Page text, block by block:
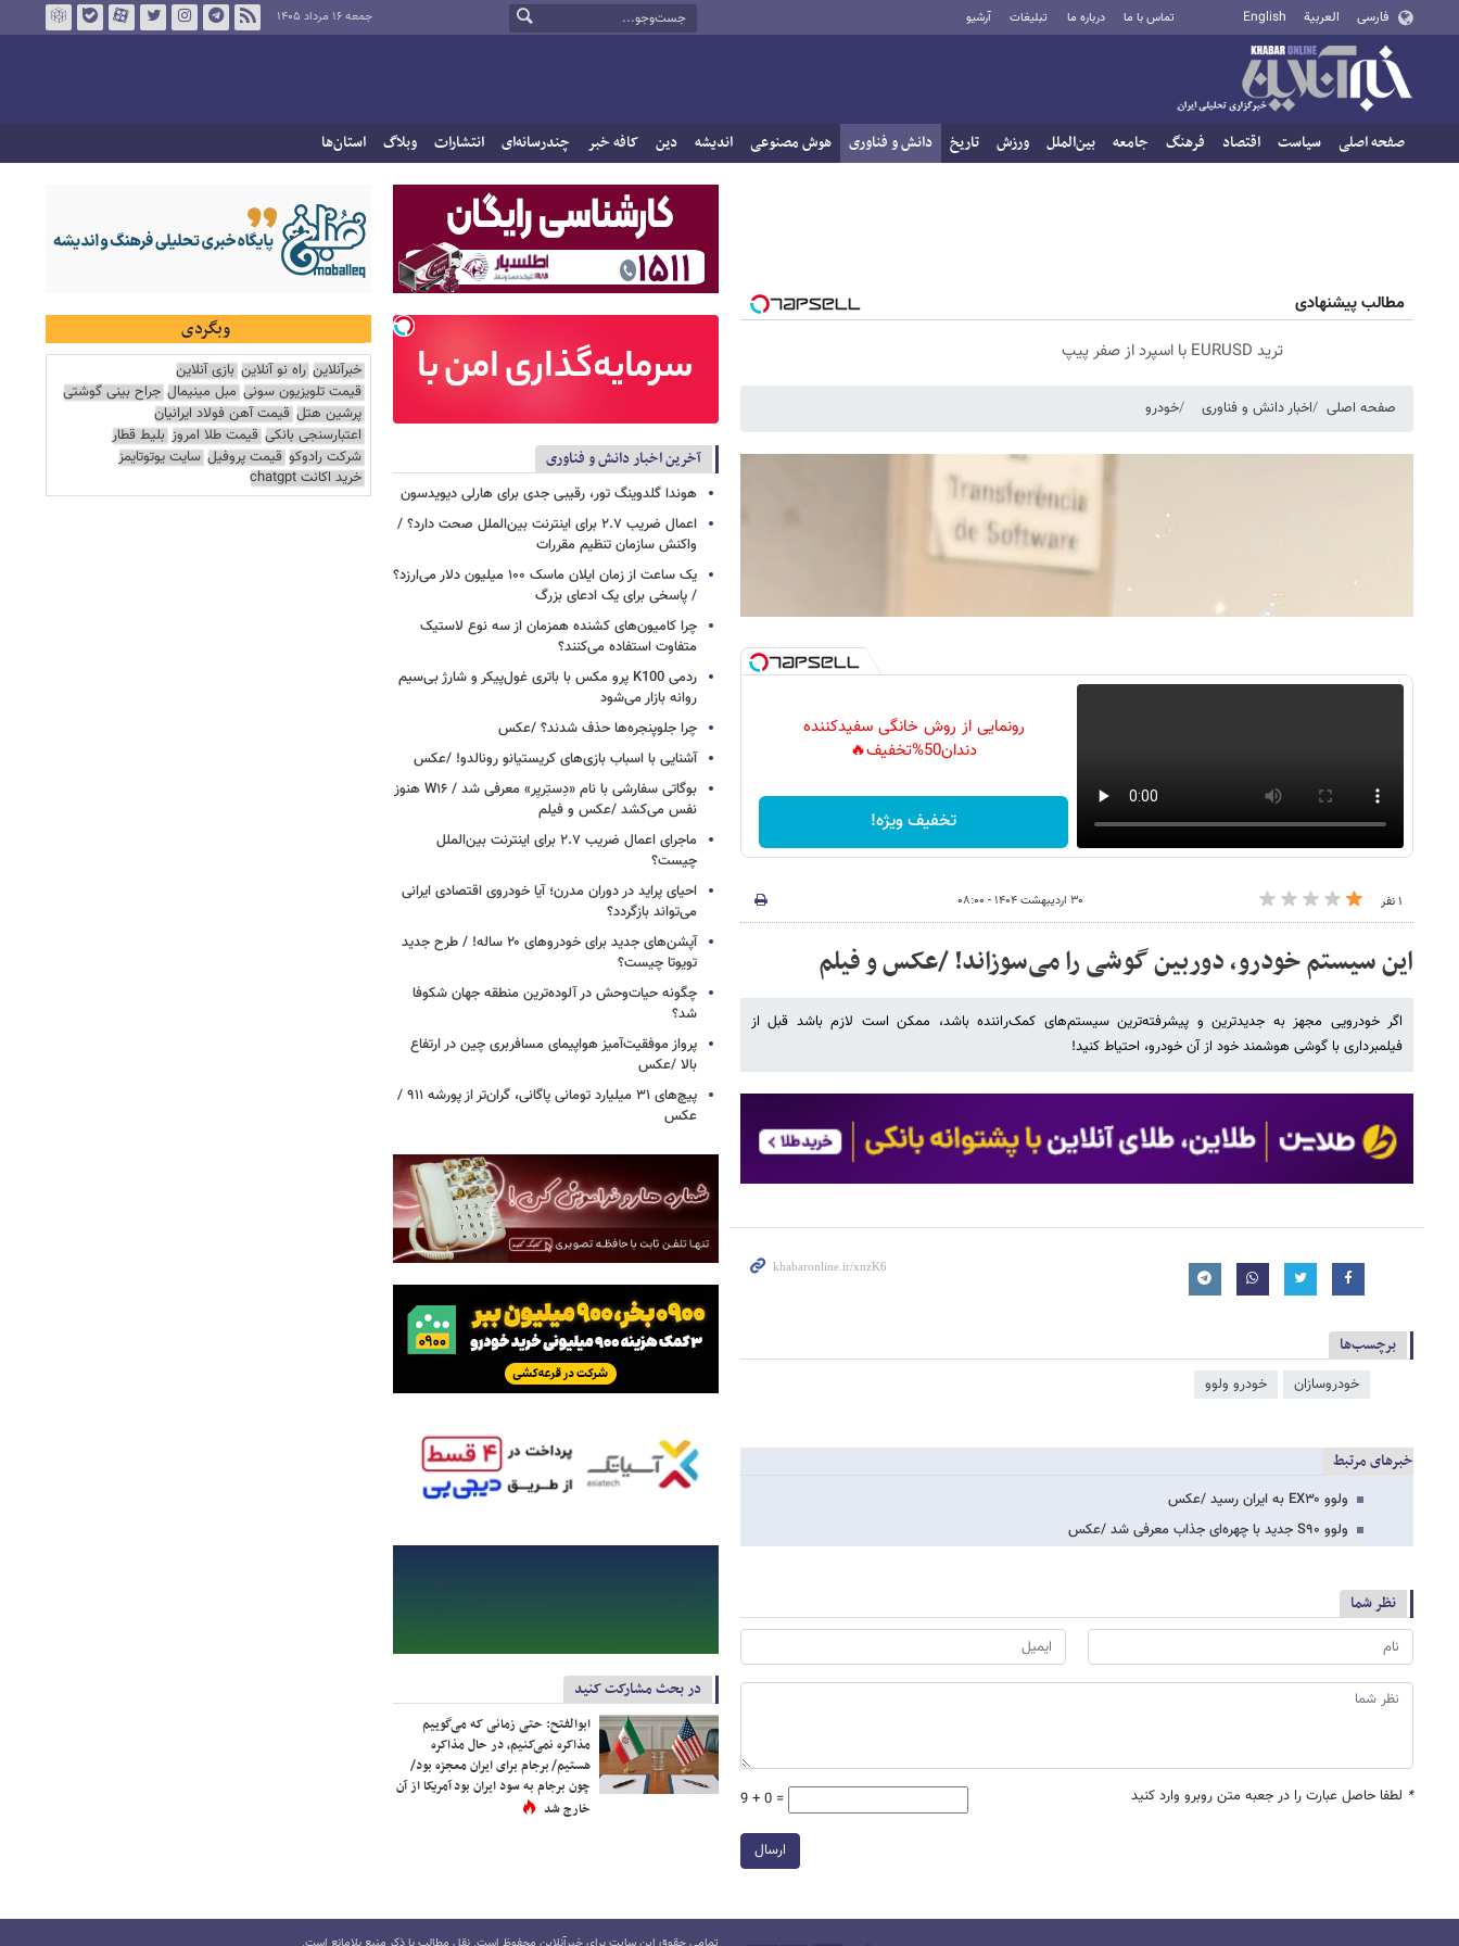
فارسی العربية English تماس با ما درباره ما تبلیغات آرشیو جمعه ۱۶ مرداد ۱۴۰۵
صفحه اصلی سیاست اقتصاد فرهنگ جامعه بین‌الملل ورزش تاریخ دانش و فناوری هوش مصنوعی اندیشه دین کافه خبر چندرسانه‌ای انتشارات وبلاگ استان‌ها
مطالب پیشنهادی
ترید EURUSD با اسپرد از صفر پیپ
صفحه اصلی اخبار دانش و فناوری خودرو
رونمایی از روش خانگی سفیدکننده
دندان50%تخفیف🔥
تخفیف ویژه!
۱ نفر ۳۰ اردیبهشت ۱۴۰۴ - ۰۸:۰۰
این سیستم خودرو، دوربین گوشی را می‌سوزاند! /عکس و فیلم
اگر خودرویی مجهز به جدیدترین و پیشرفته‌ترین سیستم‌های کمک‌راننده باشد، ممکن است لازم باشد قبل از
فیلمبرداری با گوشی هوشمند خود از آن خودرو، احتیاط کنید!
برچسب‌ها
خودروسازان خودرو ولوو
خبرهای مرتبط
ولوو EX۳۰ به ایران رسید /عکس
ولوو S۹۰ جدید با چهره‌ای جذاب معرفی شد /عکس
نظر شما
* لطفا حاصل عبارت را در جعبه متن روبرو وارد کنید 9 + 0 =
ارسال
آخرین اخبار دانش و فناوری
هوندا گلدوینگ تور، رقیبی جدی برای هارلی دیویدسون
اعمال ضریب ۲.۷ برای اینترنت بین‌الملل صحت دارد؟ /
واکنش سازمان تنظیم مقررات
یک ساعت از زمان ایلان ماسک ۱۰۰ میلیون دلار می‌ارزد؟
/ پاسخی برای یک ادعای بزرگ
چرا کامیون‌های کشنده همزمان از سه نوع لاستیک
متفاوت استفاده می‌کنند؟
ردمی K100 پرو مکس با باتری غول‌پیکر و شارژ بی‌سیم
روانه بازار می‌شود
چرا جلوپنجره‌ها حذف شدند؟ /عکس
آشنایی با اسباب‌ بازی‌های کریستیانو رونالدو! /عکس
بوگاتی سفارشی با نام «دِستِریِر» معرفی شد / W۱۶ هنوز
نفس می‌کشد /عکس و فیلم
ماجرای اعمال ضریب ۲.۷ برای اینترنت بین‌الملل
چیست؟
احیای پراید در دوران مدرن؛ آیا خودروی اقتصادی ایرانی
می‌تواند بازگردد؟
آپشن‌های جدید برای خودروهای ۲۰ ساله! / طرح جدید
تویوتا چیست؟
چگونه حیات‌وحش در آلوده‌ترین منطقه جهان شکوفا
شد؟
پرواز موفقیت‌آمیز هواپیمای مسافربری چین در ارتفاع
بالا /عکس
پیچ‌های ۳۱ میلیارد تومانی پاگانی، گران‌تر از پورشه ۹۱۱ /
عکس
در بحث مشارکت کنید
ابوالفتح: حتی زمانی که می‌گوییم
مذاکره نمی‌کنیم، در حال مذاکره
هستیم/ برجام برای ایران معجزه بود/
چون برجام به سود ایران بود آمریکا از آن
خارج شد
وبگردی
خبرآنلاین راه نو آنلاین بازی آنلاین
قیمت تلویزیون سونی مبل مینیمال جراح بینی گوشتی
پرشین هتل قیمت آهن فولاد ایرانیان
اعتبارسنجی بانکی قیمت طلا امروز بلیط قطار
شرکت رادوکو قیمت پروفیل سایت یوتوتایمز
خرید اکانت chatgpt